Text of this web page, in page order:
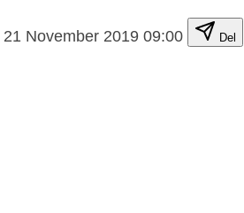
21 November 2019 09:00 Del